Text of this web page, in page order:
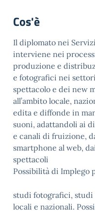
Cos'è
Il diplomato nei
interviene nei
produzione e
e fotografici nei
spettacolo e dei new
all’ambito locale,
edita e diffonde in
suoni, adattandoli ai
e canali di fruizione,
smartphone al web,
spettacoli
Possibilità di Implego
studi fotografici, studi
locali e nazionali.